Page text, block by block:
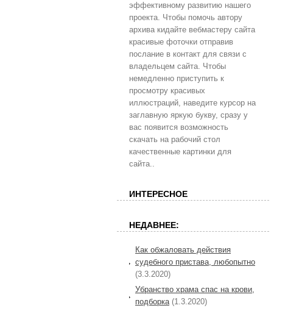
эффективному развитию нашего
проекта. Чтобы помочь автору
архива кидайте вебмастеру сайта
красивые фоточки отправив
послание в контакт для связи с
владельцем сайта. Чтобы
немедленно приступить к
просмотру красивых
иллюстраций, наведите курсор на
заглавную яркую букву, сразу у
вас появится возможность
скачать на рабочий стол
качественные картинки для
сайта..
ИНТЕРЕСНОЕ
НЕДАВНЕЕ:
Как обжаловать действия
судебного пристава, любопытно
(3.3.2020)
Убранство храма спас на крови,
подборка (1.3.2020)